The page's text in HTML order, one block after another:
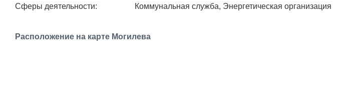
Сферы деятельности: Коммунальная служба, Энергетическая организация
Расположение на карте Могилева